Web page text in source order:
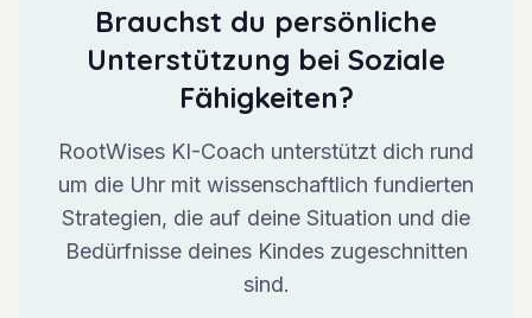
Brauchst du persönliche
Unterstützung bei Soziale
Fähigkeiten?
RootWises KI-Coach unterstützt dich rund
um die Uhr mit wissenschaftlich fundierten
Strategien, die auf deine Situation und die
Bedürfnisse deines Kindes zugeschnitten
sind.